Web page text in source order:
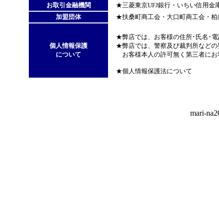
お取引金融機関
★三菱東京UFJ銀行・いちい信用金
加盟団体
★扶桑町商工会・大口町商工会・柏
個人情報保護
について
★弊店では、お客様の住所･氏名･電
★弊店では、警察及び裁判所などの
お客様本人の許可無く第三者にお
★個人情報保護法について
mari-